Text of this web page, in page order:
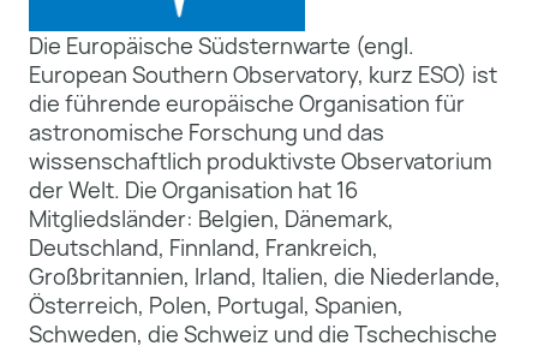
Die Europäische Südsternwarte (engl.
European Southern Observatory, kurz ESO) ist
die führende europäische Organisation für
astronomische Forschung und das
wissenschaftlich produktivste Observatorium
der Welt. Die Organisation hat 16
Mitgliedsländer: Belgien, Dänemark,
Deutschland, Finnland, Frankreich,
Großbritannien, Irland, Italien, die Niederlande,
Österreich, Polen, Portugal, Spanien,
Schweden, die Schweiz und die Tschechische